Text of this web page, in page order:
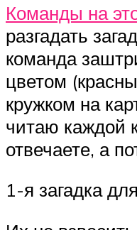
Команды на
разгадать
команда
цветом
кружком на
читаю каждой
отвечаете, а
1-я загадка